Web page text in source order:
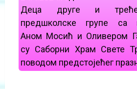
Деца друге и треће
предшколске групе са
Аном Мосић и Оливером
су Саборни Храм Свете
поводом предстојећег